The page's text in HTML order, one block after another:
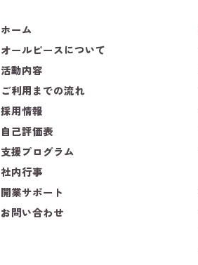
ホーム
オールピースについて
活動内容
ご利用までの流れ
採用情報
自己評価表
支援プログラム
社内行事
開業サポート
お問い合わせ